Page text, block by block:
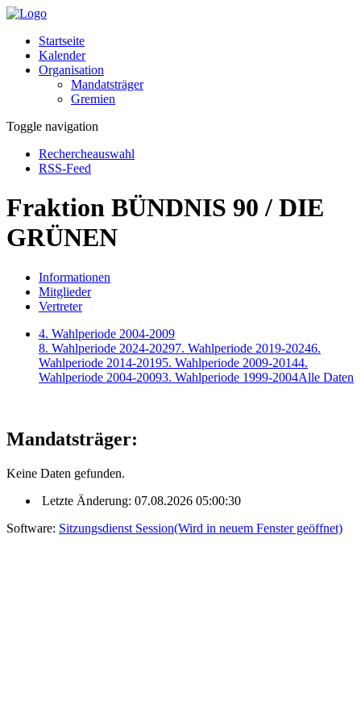
Startseite
Kalender
Organisation
Mandatsträger
Gremien
Toggle navigation
Rechercheauswahl
RSS-Feed
Fraktion BÜNDNIS 90 / DIE
GRÜNEN
Informationen
Mitglieder
Vertreter
4. Wahlperiode 2004-2009
8. Wahlperiode 2024-20297. Wahlperiode 2019-20246.
Wahlperiode 2014-20195. Wahlperiode 2009-20144.
Wahlperiode 2004-20093. Wahlperiode 1999-2004Alle Daten
Mandatsträger:
Keine Daten gefunden.
Letzte Änderung: 07.08.2026 05:00:30
Software: Sitzungsdienst Session(Wird in neuem Fenster geöffnet)